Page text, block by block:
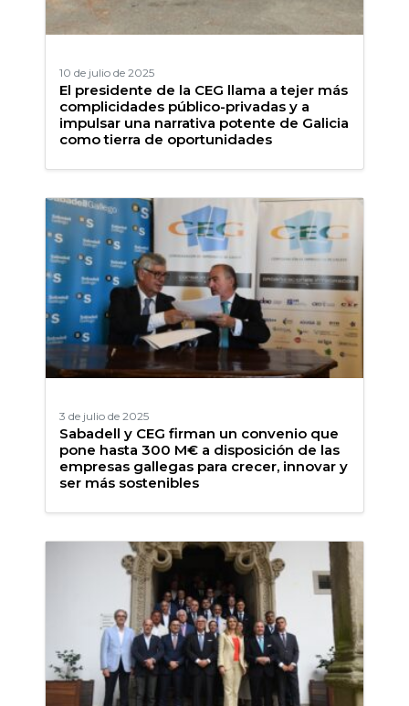
10 de julio de 2025
El presidente de la CEG llama a tejer más
complicidades público-privadas y a
impulsar una narrativa potente de Galicia
como tierra de oportunidades
3 de julio de 2025
Sabadell y CEG firman un convenio que
pone hasta 300 M€ a disposición de las
empresas gallegas para crecer, innovar y
ser más sostenibles